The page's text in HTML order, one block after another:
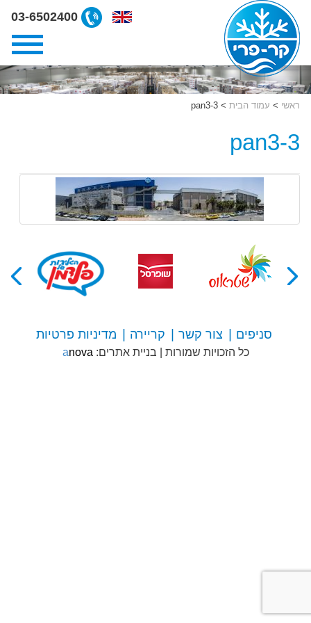
ליצירת
03-
6502400
03-6502400
ראשי > עמוד הבית >
pan3-3
pan3-3
סניפים צור קשר קריירה מדיניות פרטיות
כל הזכויות שמורות בניית אתרים: צור
anova